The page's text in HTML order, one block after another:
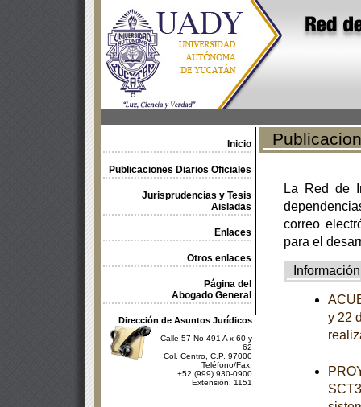
Inicio
Publicaciones Diarios Oficiales
Jurisprudencias y Tesis
Aisladas
Enlaces
Otros enlaces
Página del
Abogado General
Dirección de Asuntos Jurídicos
Calle 57 No 491 A x 60 y
62
Col. Centro, C.P. 97000
Teléfono/Fax:
+52 (999) 930-0900
Extensión: 1151
La Red de
correo
para el
Información
y 22